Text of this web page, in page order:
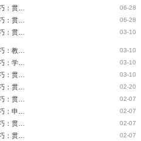
06-28
06-28
03-10
03-10
03-10
03-10
02-20
02-07
02-07
02-07
02-07